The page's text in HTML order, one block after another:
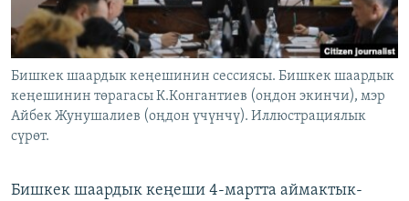
ЭЕ/АРнун бардык сайттары
Бишкек шаардык кеңешинин сессиясы. Бишкек шаардык
кеңешинин төрагасы К.Конгантиев (оңдон экинчи), мэр
Айбек Жунушалиев (оңдон үчүнчү). Иллюстрациялык
сүрөт.
Бишкек шаардык кеңеши 4-мартта аймактык-